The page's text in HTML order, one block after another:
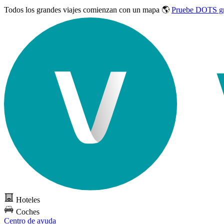
Todos los grandes viajes comienzan con un mapa 🌎 Pruebe DOTS
Hoteles
Coches
Centro de ayuda